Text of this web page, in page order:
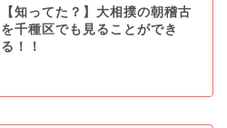
【知ってた？】大相撲の朝稽古
を千種区でも見ることができ
る！！